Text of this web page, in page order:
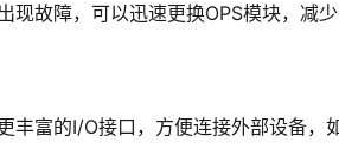
现故障，可以迅速更换OPS模块，减少
丰富的I/O接口，方便连接外部设备，